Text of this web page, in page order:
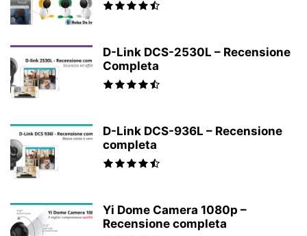
D-Link DCS-2530L – Recensione
Completa
D-Link DCS-936L – Recensione
completa
Yi Dome Camera 1080p –
Recensione completa